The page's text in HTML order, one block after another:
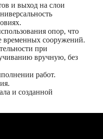
и выход на слои
опор, что
временных сооружений.
при
вручную, без
работ.
и созданной